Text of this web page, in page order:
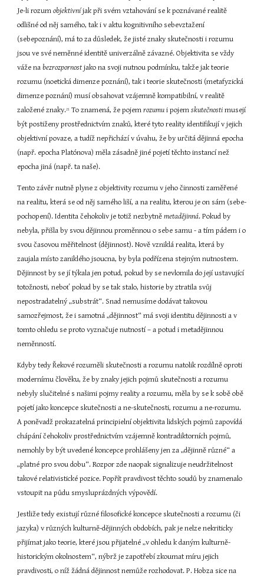
Je-li rozum objektivní jak při svém vztahování se k poznávané realitě
odlišné od něj samého, tak i v aktu kognitivního sebevztažení
(sebepoznání), má to za důsledek, že jisté znaky skutečnosti i rozumu
jsou ve své neměnné identitě univerzálně závazné. Objektivita se vždy
váže na bezrozpornost jako na svoji nutnou podmínku, takže jak teorie
rozumu (noetická dimenze poznání), tak i teorie skutečnosti (metafyzická
dimenze poznání) musí obsahovat vzájemně kompatibilní, v realitě
založené znaky.21 To znamená, že pojem rozumu i pojem skutečnosti musejí
být postiženy prostřednictvím znaků, které tyto reality identifikují v jejich
objektivní povaze, a tudíž nepřichází v úvahu, že by určitá dějinná epocha
(např. epocha Platónova) měla zásadně jiné pojetí těchto instancí než
epocha jiná (např. ta naše).
Tento závěr nutně plyne z objektivity rozumu v jeho činnosti zaměřené
na realitu, která se od něj samého liší, a na realitu, kterou je on sám (sebe-
pochopení). Identita čehokoliv je totiž nezbytně metadějinná. Pokud by
nebyla, přišla by svou dějinnou proměnnou o sebe samu - a tím pádem i o
svou časovou měřitelnost (dějinnost). Nově vzniklá realita, která by
zaujala místo zaniklého jsoucna, by byla podřízena stejným nutnostem.
Dějinnost by se jí týkala jen potud, pokud by se nevlomila do její ustavující
totožnosti, neboť pokud by se tak stalo, historie by ztratila svůj
nepostradatelný „substrát“. Snad nemusíme dodávat takovou
samozřejmost, že i samotná „dějinnost“ má svoji identitu dějinnosti a v
tomto ohledu se proto vyznačuje nutností – a potud i metadějinnou
neměnností.
Kdyby tedy Řekové rozuměli skutečnosti a rozumu natolik rozdílně oproti
modernímu člověku, že by znaky jejich pojmů skutečnosti a rozumu
nebyly slučitelné s našimi pojmy reality a rozumu, měla by se k sobě obě
pojetí jako koncepce skutečnosti a ne-skutečnosti, rozumu a ne-rozumu.
A poněvadž prokazatelná principielní objektivita lidských pojmů zapovídá
chápání čehokoliv prostřednictvím vzájemně kontradiktorních pojmů,
nemohly by být uvedené koncepce prohlášeny jen za „dějinně různé“ a
„platné pro svou dobu“. Rozpor zde naopak signalizuje neudržitelnost
takové relativistické pozice. Popřít pravdivost těchto soudů by znamenalo
vstoupit na půdu smysluprázdných výpovědí.
Jestliže tedy existují různé filosofické koncepce skutečnosti a rozumu (či
jazyka) v různých kulturně-dějinných obdobích, pak je nelze nekriticky
přijímat jako teorie, které jsou přijatelné „v ohledu k daným kulturně-
historickým okolnostem“, nýbrž je zapotřebí zkoumat míru jejich
pravdivosti, o níž žádná dějinnost nemůže rozhodovat. P. Hobza sice na